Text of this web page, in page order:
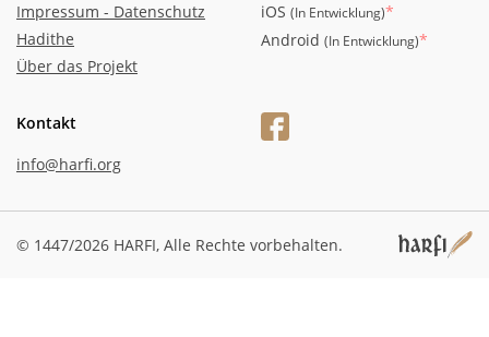
Impressum - Datenschutz
Hadithe
Über das Projekt
iOS (In Entwicklung)*
Android (In Entwicklung)*
Kontakt
info@harfi.org
© 1447/2026 HARFI, Alle Rechte vorbehalten.